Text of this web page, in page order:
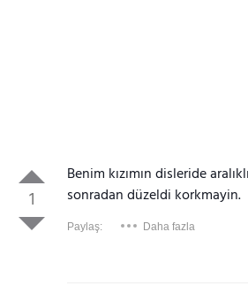
1
Benim kızımın disleride
sonradan düzeldi korkmayin.
Paylaş: Daha fazla